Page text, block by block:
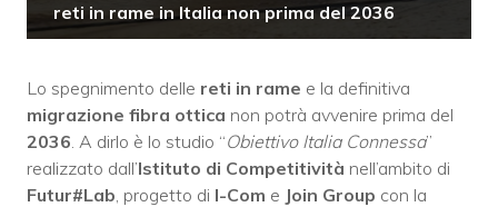
reti in rame in Italia non prima del 2036
Lo spegnimento delle reti in rame e la definitiva
migrazione fibra ottica non potrà avvenire prima del
2036. A dirlo è lo studio “Obiettivo Italia Connessa”
realizzato dall’Istituto di Competitività nell’ambito di
Futur#Lab, progetto di I-Com e Join Group con la